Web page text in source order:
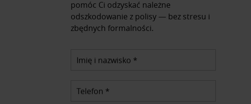
pomóc Ci odzyskać należne
odszkodowanie z polisy — bez stresu i
zbędnych formalności.
Imię i nazwisko *
Telefon *